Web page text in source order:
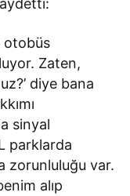
otobüs
Zaten,
diye bana
sinyal
parklarda
zorunluluğu var.
alıp